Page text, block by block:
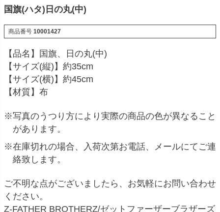
国旗(ハタ)日の丸(中)
商品番号 10001427
【品名】国旗、日の丸(中)
【サイズ(縦)】約35cm
【サイズ(横)】約45cm
【材質】布
※写真のうつり方により実際の商品の色が異なること
があります。
※在庫切れの場合、入荷次第お電話、メールにてご連
絡致します。
ご不明な点がございましたら、お気軽にお問い合わせ
ください。
Z-FATHER BROTHERZ/ゼットファーザーブラザーズ